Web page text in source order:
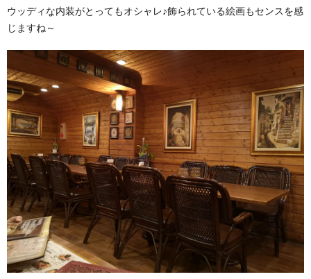
ウッディな内装がとってもオシャレ♪飾られている絵画もセンスを感
じますね～